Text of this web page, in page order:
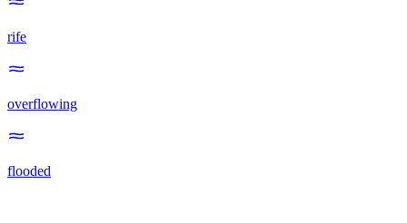
rife
overflowing
flooded